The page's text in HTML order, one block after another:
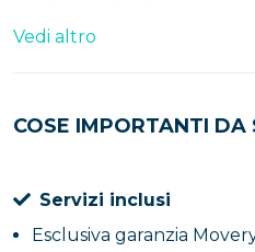
esplorata la città, farai
Vedi altro
COSE IMPORTANTI DA
Servizi inclusi
Esclusiva garanzia